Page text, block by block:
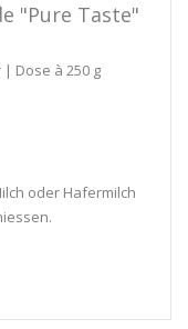
"Pure Taste"
Dose à 250 g
oder Hafermilch